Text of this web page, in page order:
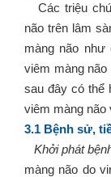
Các triệu
não trên lâm
màng não như
viêm màng
sau đây có thể
viêm màng não
3.1 Bệnh sử,
Khởi phát
màng não do